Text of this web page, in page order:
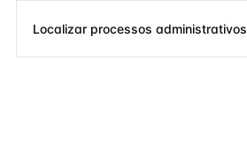
Localizar processos administrativos